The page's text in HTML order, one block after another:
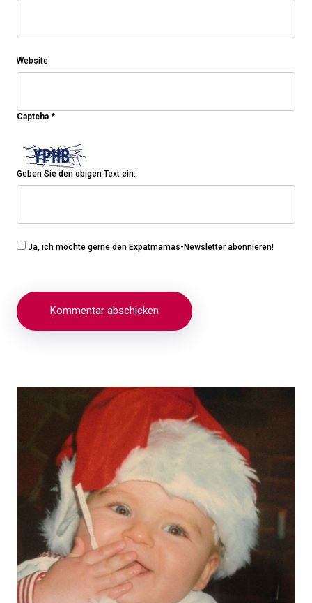
Website
Captcha *
Geben Sie den obigen Text ein:
Ja, ich möchte gerne den Expatmamas-Newsletter abonnieren!
Beitragsnavigation